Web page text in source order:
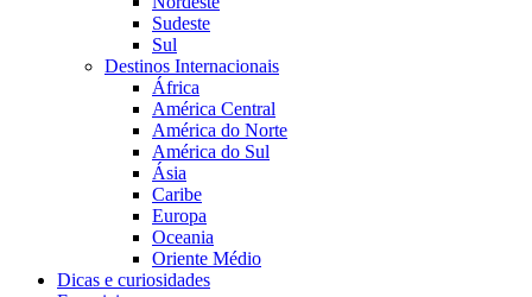
Sudeste
Sul
Destinos Internacionais
África
América Central
América do Norte
América do Sul
Ásia
Caribe
Europa
Oceania
Oriente Médio
Dicas e curiosidades